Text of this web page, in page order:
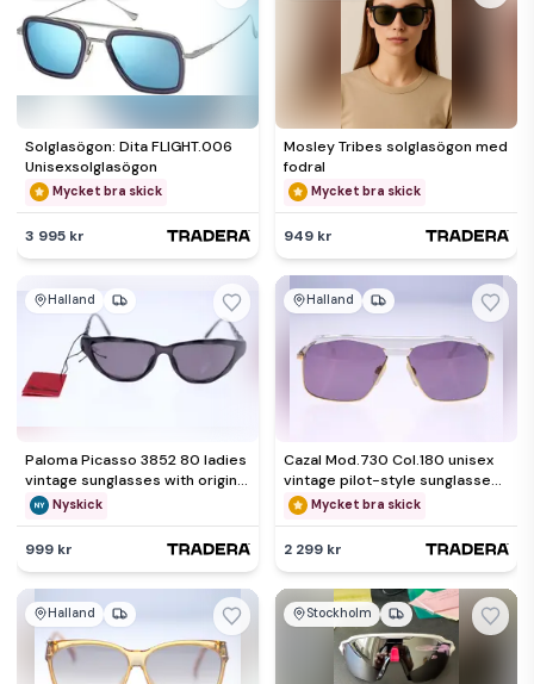
Solglasögon: Dita FLIGHT.006
Unisexsolglasögon
Mycket bra skick
3 995 kr
Mosley Tribes solglasögon med
fodral
Mycket bra skick
949 kr
Halland
Paloma Picasso 3852 80 ladies
vintage sunglasses with original
soft case-1980s
Nyskick
999 kr
Halland
Cazal Mod.730 Col.180 unisex
vintage pilot-style sunglasses-
circa 1980s-38g
Mycket bra skick
2 299 kr
Halland Stockholm